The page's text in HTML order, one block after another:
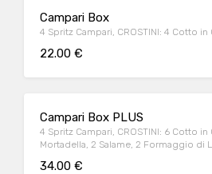
Campari Box
4 Spritz Campari, CROSTINI: 4 Cotto in
22.00 €
Campari Box PLUS
4 Spritz Campari, CROSTINI: 6 Cotto in
Mortadella, 2 Salame, 2 Formaggio di
34.00 €